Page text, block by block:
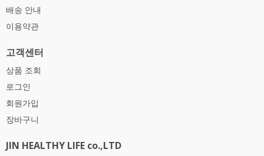
배송 안내
이용약관
고객센터
상품 조회
로그인
회원가입
장바구니
JIN HEALTHY LIFE co.,LTD